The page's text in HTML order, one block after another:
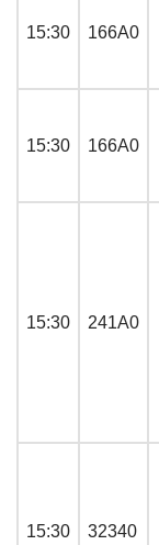
15:30 166A0
15:30 166A0
15:30 241A0
15:30 32340